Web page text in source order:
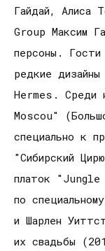
Гайдай, Алиса
Group Максим
персоны. Гости
редкие
Hermes.
Moscou"
специально к
"Сибирский
платок "Jungle
по
и Шарлен
их свадьбы